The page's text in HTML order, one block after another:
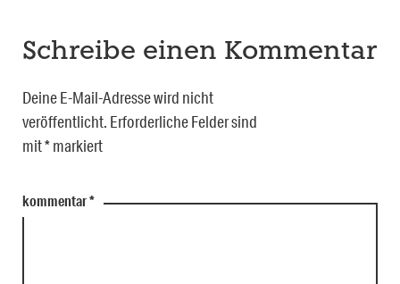
Schreibe einen Kommentar
Deine E-Mail-Adresse wird nicht
veröffentlicht. Erforderliche Felder sind
mit*markiert
kommentar*